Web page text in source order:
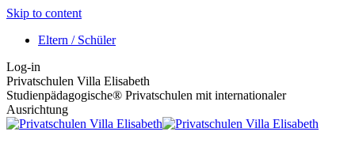
Skip to content
Eltern / Schüler
Log-in
Privatschulen Villa Elisabeth
Studienpädagogische® Privatschulen mit internationaler
Ausrichtung